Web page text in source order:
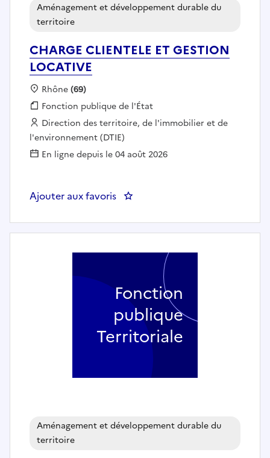
CHARGE CLIENTELE ET GESTION
LOCATIVE
Aménagement et développement durable du
territoire
Localisation :
Rhône(69)
Fonction publique :
Fonction publique de l'État
Employeur :
Direction des territoire, de l'immobilier et de
l'environnement (DTIE)
En ligne depuis le 04 août 2026
Ajouter aux favoris : CHARGE CLIENTELE ET
Aménagement et développement durable du
territoire
Fonction
publique
Territoriale